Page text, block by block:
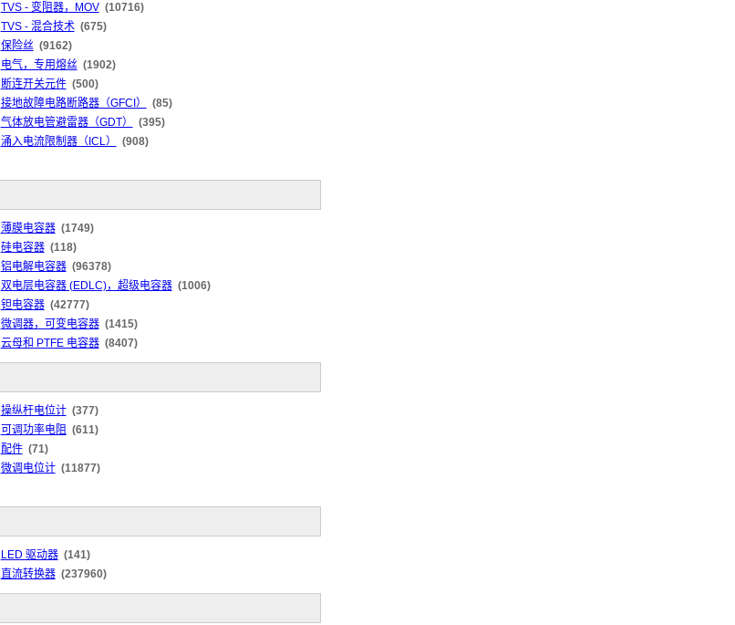
TVS - 变阻器，MOV (10716)
TVS - 混合技术 (675)
保险丝 (9162)
电气，专用熔丝 (1902)
断连开关元件 (500)
接地故障电路断路器（GFCI）
(85)
气体放电管避雷器（GDT）
(395)
涌入电流限制器（ICL）
(908)
薄膜电容器 (1749)
硅电容器 (118)
铝电解电容器 (96378)
双电层电容器 (EDLC)，超级电容器 (1006)
钽电容器 (42777)
微调器，可变电容器 (1415)
云母和 PTFE 电容器 (8407)
操纵杆电位计 (377)
可调功率电阻 (611)
配件 (71)
微调电位计 (11877)
LED 驱动器 (141)
直流转换器 (237960)